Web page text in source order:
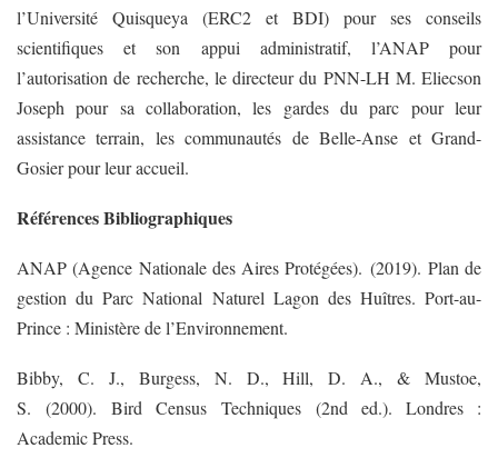
l’Université Quisqueya (ERC2 et BDI) pour ses conseils
scientifiques et son appui administratif, l’ANAP pour
l’autorisation de recherche, le directeur du PNN-LH M. Eliecson
Joseph pour sa collaboration, les gardes du parc pour leur
assistance terrain, les communautés de Belle-Anse et Grand-
Gosier pour leur accueil.
Références Bibliographiques
ANAP (Agence Nationale des Aires Protégées). (2019). Plan de
gestion du Parc National Naturel Lagon des Huîtres. Port-au-
Prince : Ministère de l’Environnement.
Bibby, C. J., Burgess, N. D., Hill, D. A., & Mustoe,
S. (2000). Bird Census Techniques (2nd ed.). Londres :
Academic Press.